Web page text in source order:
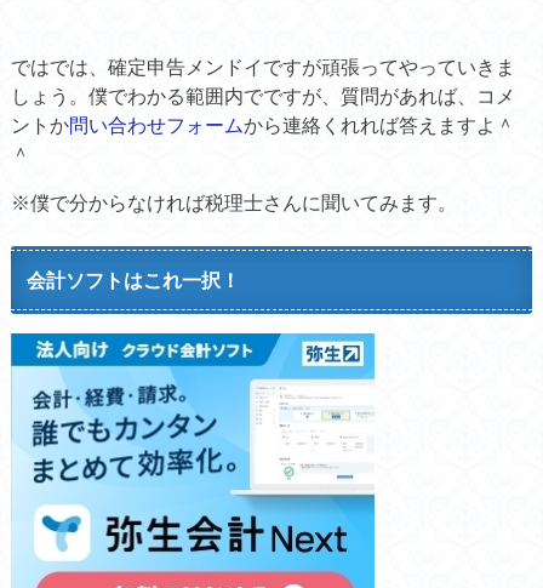
ではでは、確定申告メンドイですが頑張ってやっていきま
しょう。僕でわかる範囲内でですが、質問があれば、コメ
ントか問い合わせフォームから連絡くれれば答えますよ＾
＾
※僕で分からなければ税理士さんに聞いてみます。
会計ソフトはこれ一択！